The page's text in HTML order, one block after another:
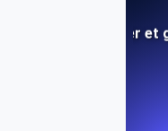
répertorier et